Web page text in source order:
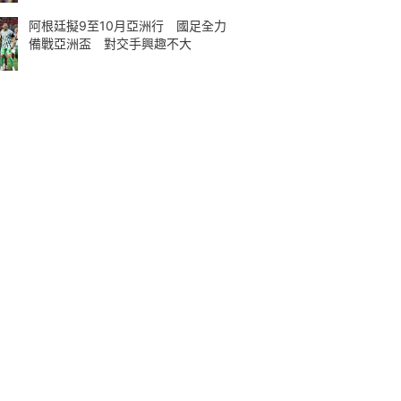
阿根廷擬9至10月亞洲行 國足全力
備戰亞洲盃 對交手興趣不大